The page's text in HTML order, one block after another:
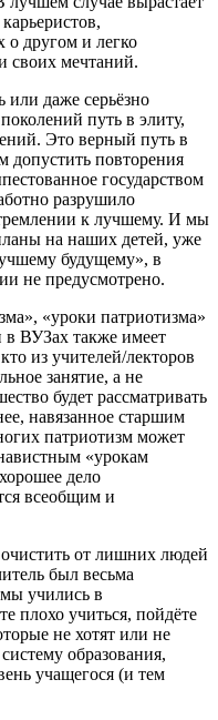
другом и легко
своих мечтаний.
даже серьёзно
путь в элиту,
Это верный путь в
повторения
государством
разрушило
к лучшему. И мы
на наших детей, уже
будущему», в
не предусмотрено.
«уроки патриотизма»
в ВУЗах также имеет
из учителей/лекторов
занятие, а не
будет рассматривать
навязанное старшим
патриотизм может
«урокам
дело
всеобщим и
от лишних людей
был весьма
учились в
плохо учиться, пойдёте
не хотят или не
образования,
учащегося (и тем